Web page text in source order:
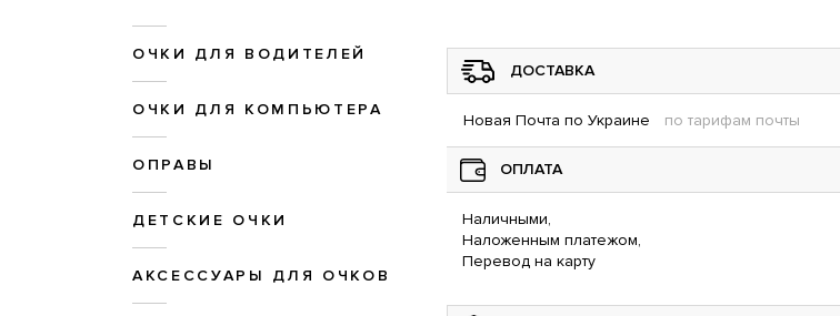
ОЧКИ ДЛЯ ВОДИТЕЛЕЙ
ОЧКИ ДЛЯ КОМПЬЮТЕРА
ОПРАВЫ
ДЕТСКИЕ ОЧКИ
АКСЕССУАРЫ ДЛЯ ОЧКОВ
ДОСТАВКА
Новая Почта по Украине по тарифам почты
ОПЛАТА
Наличными,
Наложенным платежом,
Перевод на карту